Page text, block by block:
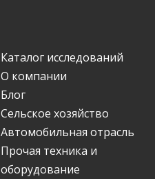
Каталог исследований
О компании
Блог
Сельское хозяйство
Автомобильная отрасль
Прочая техника и
оборудование